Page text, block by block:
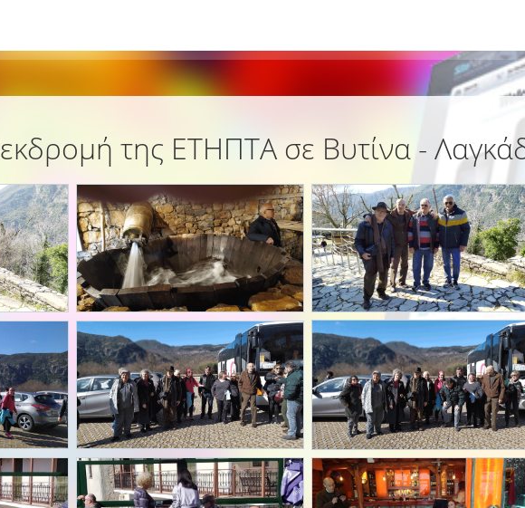
της ΕΤΗΠΤΑ σε Βυτίνα -